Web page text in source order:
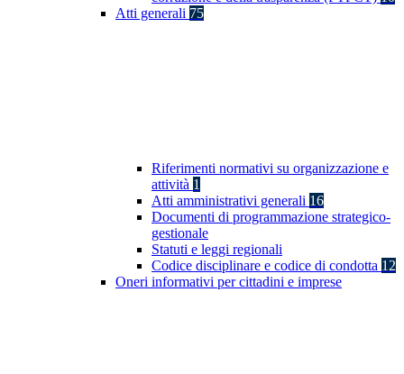
Atti generali 75
Riferimenti normativi su organizzazione e
attività 1
Atti amministrativi generali 16
Documenti di programmazione strategico-
gestionale
Statuti e leggi regionali
Codice disciplinare e codice di condotta 12
Oneri informativi per cittadini e imprese